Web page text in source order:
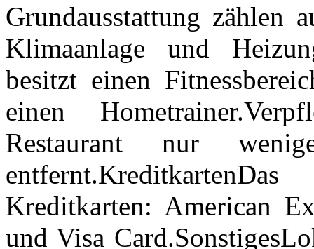
Grundausstattung zählen
Klimaanlage und
besitzt einen
einen
Restaurant nur
Kreditkarten: American
und Visa